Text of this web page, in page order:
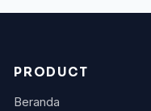
PRODUCT
Beranda